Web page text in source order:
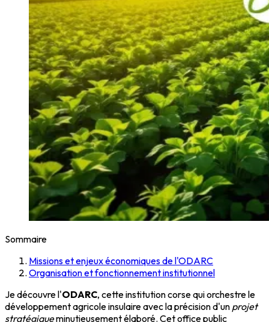
Sommaire
Missions et enjeux économiques de l'ODARC
Organisation et fonctionnement institutionnel
Je découvre l'ODARC, cette institution corse qui orchestre le
développement agricole insulaire avec la précision d'un projet
stratégiqueminutieusement élaboré. Cet office public